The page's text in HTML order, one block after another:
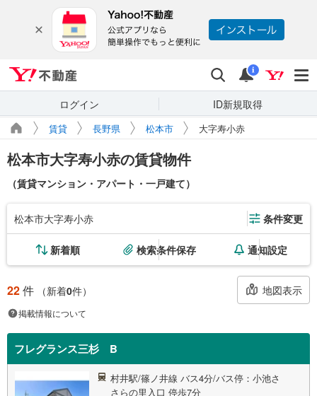
検索 通知
i
ログイン ID新規取得
賃貸 長野県 松本市 大字寿小赤
松本市大字寿小赤の賃貸物件
（賃貸マンション・アパート・一戸建て）
松本市大字寿小赤 条件変更
新着順 検索条件保存 通知設定
22件 （新着0件） 地図表示
掲載情報について
フレグランス三杉 B
村井駅/篠ノ井線 バス4分/バス停：小池さ
さらの里入口 停歩7分